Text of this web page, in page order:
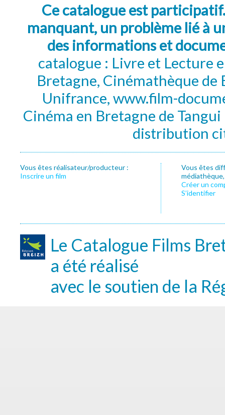
Ce catalogue est
manquant, un problème lié à
des informations et
catalogue : Livre et Lecture
Bretagne, Cinémathèque de
Unifrance, www.film-
Cinéma en Bretagne de
distribution
Vous êtes réalisateur/producteur :
Inscrire un film
Vous êtes
Créer un
S’identifier
Le Catalogue Films
a été réalisé
avec le soutien de la